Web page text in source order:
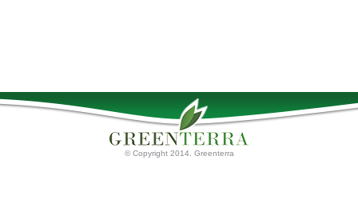
© Copyright 2014. Greenterra